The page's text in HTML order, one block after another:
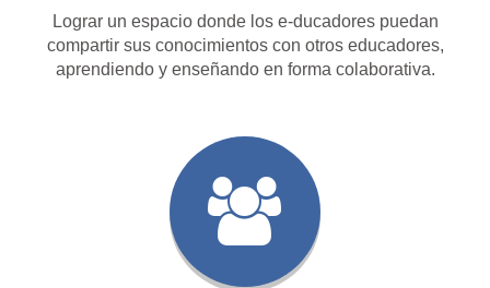
Lograr un espacio donde los e-ducadores puedan
compartir sus conocimientos con otros educadores,
aprendiendo y enseñando en forma colaborativa.